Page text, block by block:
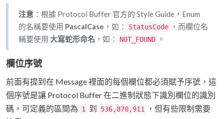
注意 ：根據 Protocol Buffer 官方的 Style Guide，Enum
的名稱要使用 PascalCase ，如： StatusCode
，而欄位名
稱要使用 大寫蛇形命名 ，如： NOT_FOUND 。
欄位序號
前面有提到在 Message 裡面的每個欄位都必須賦予序號，這
個序號是讓 Protocol Buffer 在二進制狀態下識別欄位的識別
碼，可定義的區間為 1 到 536,870,911
，但有些限制需要